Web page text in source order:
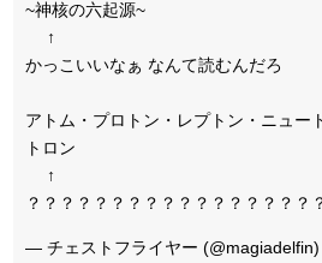
~神核の六起源~
↑
かっこいいなぁ なんて読むんだろ
アトム・プロトン・レプトン・ニュー
トロン
↑
？？？？？？？？？？？？？？？？？
— チェストフライヤー (@magiadelfin)